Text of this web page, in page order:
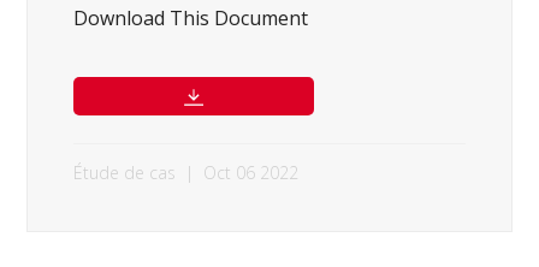
Download This Document
Étude de cas | Oct 06 2022